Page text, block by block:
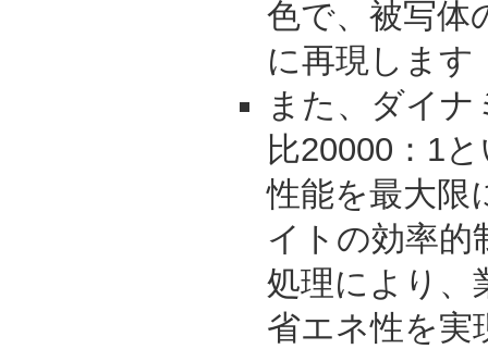
色で、被写体
に再現します
また、ダイ
比20000：1
性能を最大限
イトの効率的
処理により、
省エネ性を実